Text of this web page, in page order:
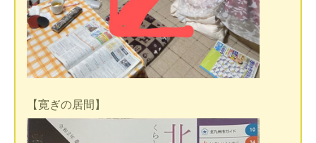
【寛ぎの居間】